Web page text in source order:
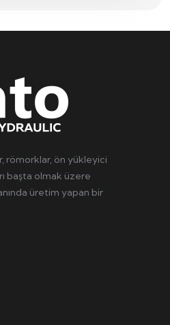
römorklar, ön yükleyici
başta olmak üzere
üretim yapan bir